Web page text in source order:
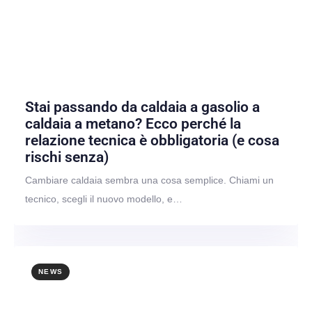
Stai passando da caldaia a gasolio a
caldaia a metano? Ecco perché la
relazione tecnica è obbligatoria (e cosa
rischi senza)
Cambiare caldaia sembra una cosa semplice. Chiami un
tecnico, scegli il nuovo modello, e…
NEWS